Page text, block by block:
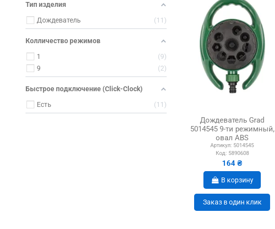
Дождеватель Grad
5014545 9-ти режимный,
овал АBS
Артикул: 5014545
Код: 5890608
164 ₴
В корзину
Заказ в один клик
Тип изделия
Дождеватель
11
Колличество режимов
1
9
9
2
Быстрое подключение (Click-Clock)
Есть
11